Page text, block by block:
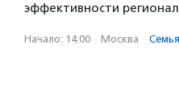
эффективности
Начало: 14:00 · Москва ·